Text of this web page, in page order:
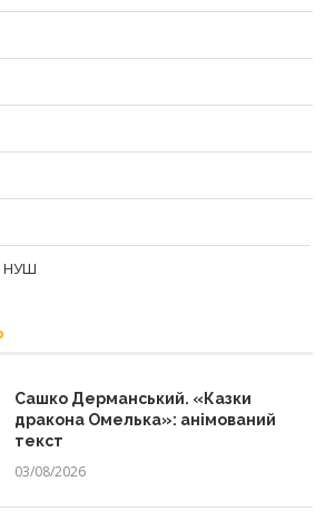
НУШ
Сашко Дерманський. «Казки
дракона Омелька»: анімований
текст
03/08/2026